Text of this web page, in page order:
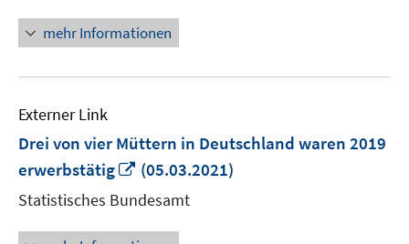
mehr Informationen
Externer Link
Drei von vier Müttern in Deutschland waren 2019
erwerbstätig
In
neuem
Fenster
öffnen
(05.03.2021)
Statistisches Bundesamt